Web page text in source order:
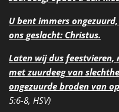
U bent immers
ons geslacht: Christus.
Laten wij dus
met zuurdeeg van
ongezuurde broden van
5:6-8, HSV)